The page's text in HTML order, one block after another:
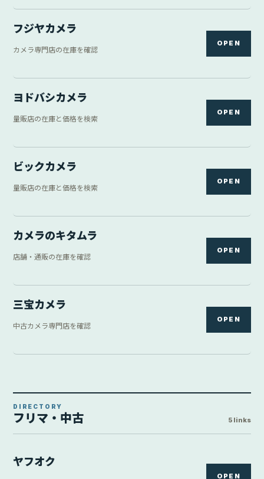
フジヤカメラ
カメラ専門店の在庫を確認
OPEN
ヨドバシカメラ
量販店の在庫と価格を検索
OPEN
ビックカメラ
量販店の在庫と価格を検索
OPEN
カメラのキタムラ
店舗・通販の在庫を確認
OPEN
三宝カメラ
中古カメラ専門店を確認
OPEN
DIRECTORY
フリマ・中古 5 links
ヤフオク
OPEN